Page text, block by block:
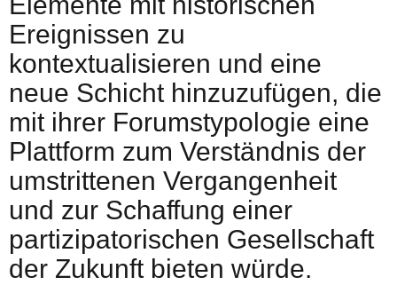
Ereignissen zu
kontextualisieren und eine
neue Schicht hinzuzufügen, die
mit ihrer Forumstypologie eine
Plattform zum Verständnis der
umstrittenen Vergangenheit
und zur Schaffung einer
partizipatorischen Gesellschaft
der Zukunft bieten würde.